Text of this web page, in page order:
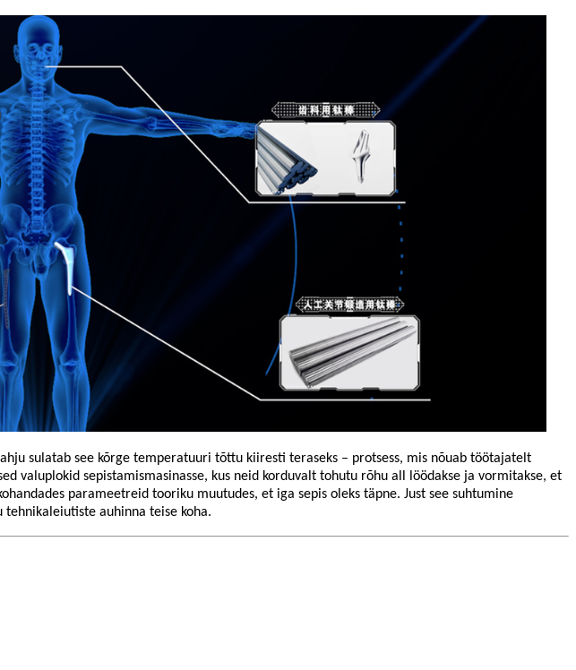
sulatab see kõrge temperatuuri tõttu kiiresti teraseks – protsess, mis nõuab töötajatelt
valuplokid sepistamismasinasse, kus neid korduvalt tohutu rõhu all löödakse ja vormitakse, et
parameetreid tooriku muutudes, et iga sepis oleks täpne. Just see suhtumine
auhinna teise koha.